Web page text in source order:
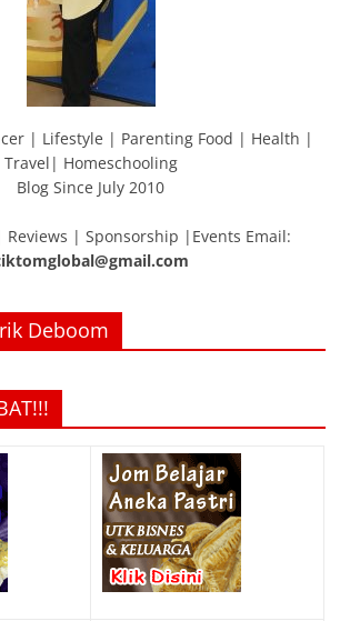
| Lifestyle | Parenting Food | Health |
Travel| Homeschooling
Blog Since July 2010
| Sponsorship |Events Email:
Deboom